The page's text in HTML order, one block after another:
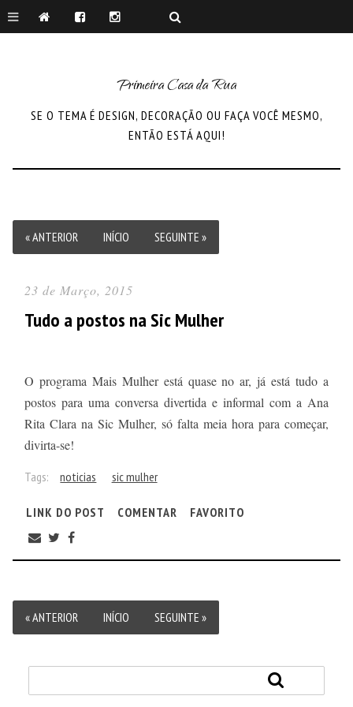
Primeira Casa da Rua
SE O TEMA É DESIGN, DECORAÇÃO OU FAÇA VOCÊ MESMO,
ENTÃO ESTÁ AQUI!
« ANTERIOR INÍCIO SEGUINTE »
23 de Março, 2015
Tudo a postos na Sic Mulher
O programa Mais Mulher está quase no ar, já está tudo a
postos para uma conversa divertida e informal com a Ana
Rita Clara na Sic Mulher, só falta meia hora para começar,
divirta-se!
Tags: noticias sic mulher
LINK DO POST COMENTAR FAVORITO
« ANTERIOR INÍCIO SEGUINTE »